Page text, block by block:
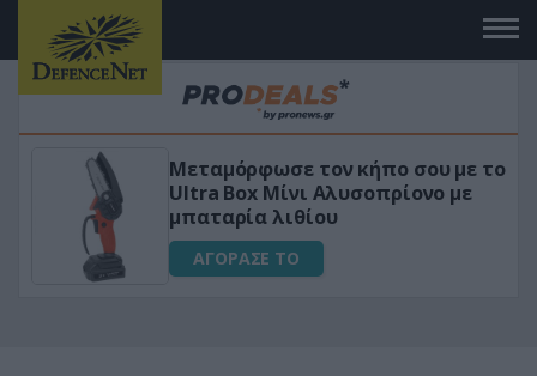
«Μαγική» φόρμουλα τριβόλι +
για αύξηση της λίμπιντο
ΑΓΟΡΑΣΕ ΤΟ